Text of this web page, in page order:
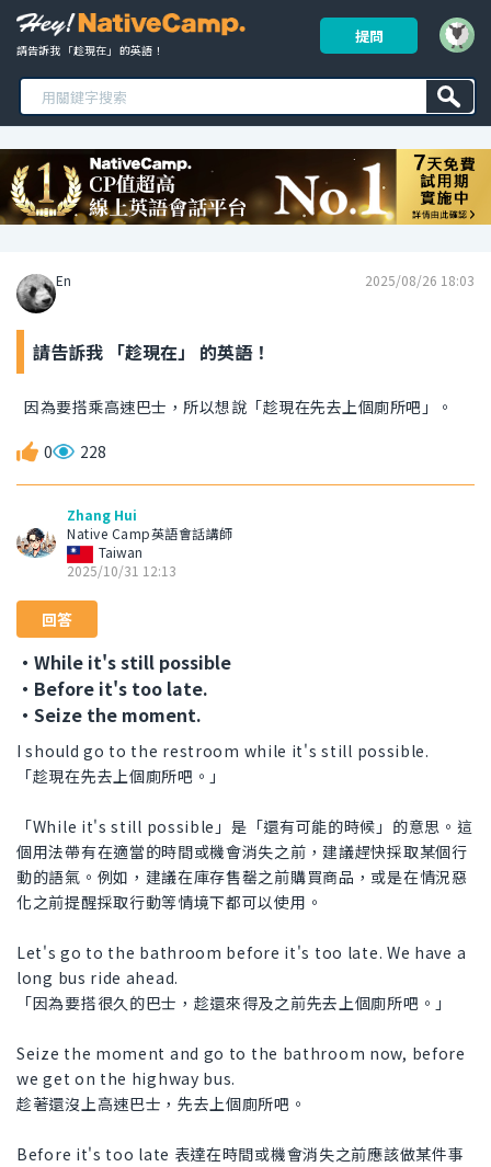
請告訴我 「趁現在」 的英語！
提問
En 2025/08/26 18:03
請告訴我 「趁現在」 的英語！
因為要搭乘高速巴士，所以想說「趁現在先去上個廁所吧」。
0 228
Zhang Hui
Native Camp英語會話講師
Taiwan
2025/10/31 12:13
回答
・While it's still possible
・Before it's too late.
・Seize the moment.
I should go to the restroom while it's still possible.
「趁現在先去上個廁所吧。」
「While it's still possible」是「還有可能的時候」的意思。這
個用法帶有在適當的時間或機會消失之前，建議趕快採取某個行
動的語氣。例如，建議在庫存售罄之前購買商品，或是在情況惡
化之前提醒採取行動等情境下都可以使用。
Let's go to the bathroom before it's too late. We have a
long bus ride ahead.
「因為要搭很久的巴士，趁還來得及之前先去上個廁所吧。」
Seize the moment and go to the bathroom now, before
we get on the highway bus.
趁著還沒上高速巴士，先去上個廁所吧。
Before it's too late 表達在時間或機會消失之前應該做某件事